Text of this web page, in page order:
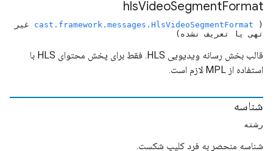
hlsVideoSegmentFormat
(
cast.framework.messages.HlsVideoSegmentFormat غیر
تهی یا تعریف نشده)
قالب بخش رسانه ویدیویی HLS. فقط برای پخش محتوای HLS با
استفاده از MPL لازم است.
شناسه
رشته
شناسه منحصر به فرد کلیپ شکست.